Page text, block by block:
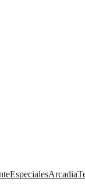
EspecialesArcadia